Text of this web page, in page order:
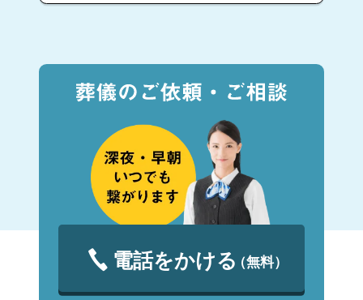
電話をかける（無料）